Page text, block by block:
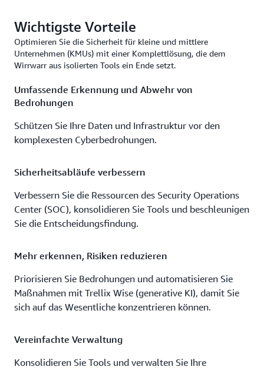
Wichtigste Vorteile
Optimieren Sie die Sicherheit für kleine und mittlere
Unternehmen (KMUs) mit einer Komplettlösung, die dem
Wirrwarr aus isolierten Tools ein Ende setzt.
Umfassende Erkennung und Abwehr von
Bedrohungen
Schützen Sie Ihre Daten und Infrastruktur vor den
komplexesten Cyberbedrohungen.
Sicherheitsabläufe verbessern
Verbessern Sie die Ressourcen des Security Operations
Center (SOC), konsolidieren Sie Tools und beschleunigen
Sie die Entscheidungsfindung.
Mehr erkennen, Risiken reduzieren
Priorisieren Sie Bedrohungen und automatisieren Sie
Maßnahmen mit Trellix Wise (generative KI), damit Sie
sich auf das Wesentliche konzentrieren können.
Vereinfachte Verwaltung
Konsolidieren Sie Tools und verwalten Sie Ihre